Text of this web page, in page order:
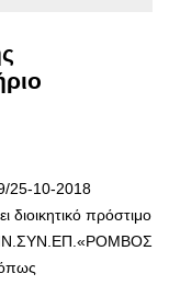
25-10-2018
πρόστιμο